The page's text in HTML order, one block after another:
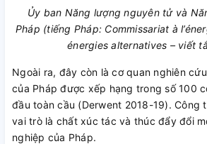
Ủy ban Năng lượng nguyên tử và
Pháp (tiếng Pháp: Commissariat à
énergies alternatives – viết
Ngoài ra, đây còn là cơ quan nghiên
của Pháp được xếp hạng trong số 100
đầu toàn cầu (Derwent 2018-19). Công
vai trò là chất xúc tác và thúc đẩy đổi
nghiệp của Pháp.